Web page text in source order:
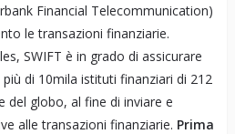
Financial Telecommunication)
le transazioni finanziarie.
SWIFT è in grado di assicurare
di 10mila istituti finanziari di 212
del globo, al fine di inviare e
alle transazioni finanziarie. Prima